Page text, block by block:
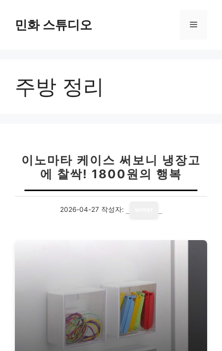
민화 스튜디오 메
주방 정리
이노마타 케이스 써보니 냉장고
에 찰싹! 1800원의 행복
2026-04-27 작성자: